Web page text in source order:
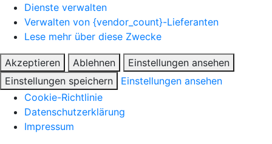
Dienste verwalten
Verwalten von {vendor_count}-Lieferanten
Lese mehr über diese Zwecke
Akzeptieren Ablehnen
Einstellungen ansehen
Einstellungen speichern
Einstellungen ansehen
Cookie-Richtlinie
Datenschutzerklärung
Impressum